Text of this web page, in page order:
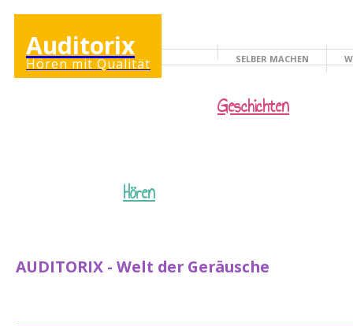
Auditorix
Hören mit Qualität KINDERSEITE
SELBER MACHEN
Hören
Geschichten
AUDITORIX - Welt der Geräusche